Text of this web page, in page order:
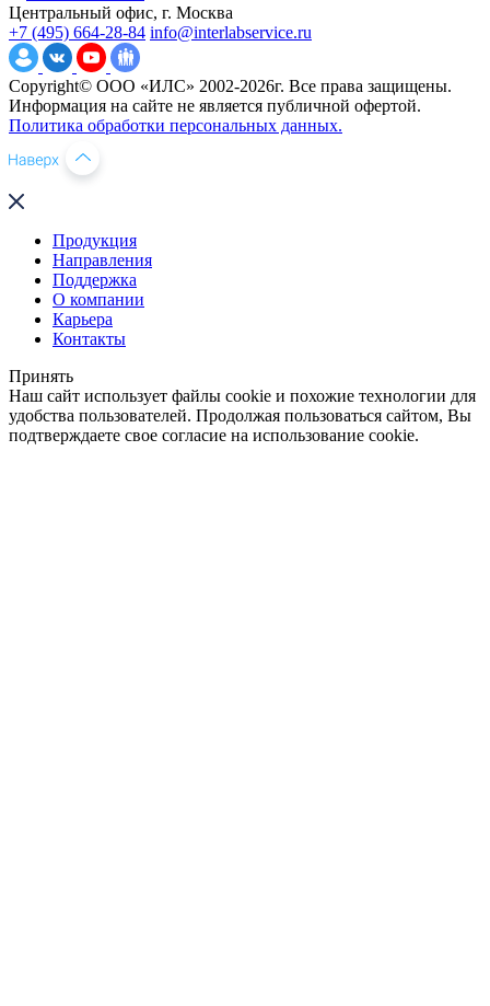
Центральный офис, г. Москва
+7 (495) 664-28-84 info@interlabservice.ru
Copyright© ООО «ИЛС» 2002-2026г. Все права защищены.
Информация на сайте не является публичной офертой.
Политика обработки персональных данных.
Продукция
Направления
Поддержка
О компании
Карьера
Контакты
Принять
Наш сайт использует файлы cookie и похожие технологии для
удобства пользователей. Продолжая пользоваться сайтом, Вы
подтверждаете свое согласие на использование cookie.